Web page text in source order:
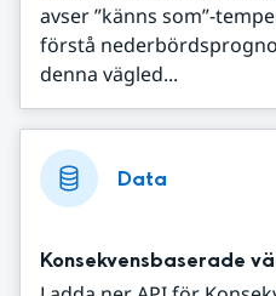
avser ”känns som”-
förstå
denna vägled...
Data
Konsekvensbaserade